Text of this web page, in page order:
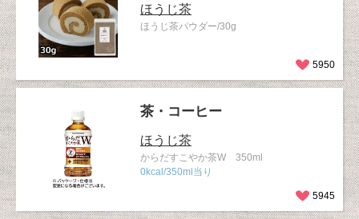
ほうじ茶
ほうじ茶パウダー/30g
5950
茶・コーヒー
ほうじ茶
からだすこやか茶W 350ml
0kcal/350ml当り
5945